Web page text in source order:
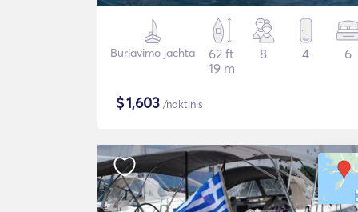
Buriavimo jachta
62 ft
19 m
8 4 6
$1,603 /naktinis